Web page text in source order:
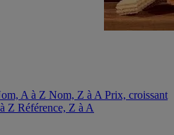
A à Z Nom, Z à A Prix, croissant
Z Référence, Z à A